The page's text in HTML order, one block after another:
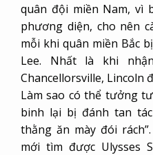
quân đội miền Nam, vì
phương diện, cho nên
mỗi khi quân miền Bắc
Lee. Nhất là khi
Chancellorsville, Lincoln
Làm sao có thể tưởng
binh lại bị đánh tan
thằng ăn mày đói
mới tìm được Ulysses